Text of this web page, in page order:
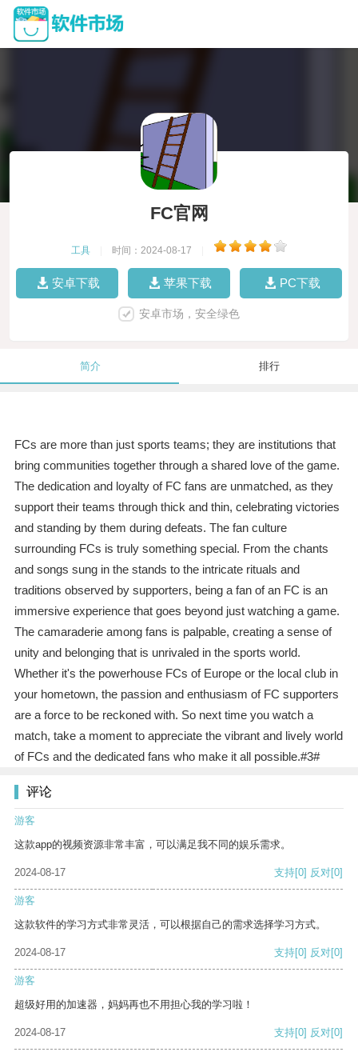
FC官网
工具 时间：2024-08-17
安卓下载 苹果下载 PC下载
安卓市场，安全绿色
简介 排行
FCs are more than just sports teams; they are institutions that
bring communities together through a shared love of the game.
The dedication and loyalty of FC fans are unmatched, as they
support their teams through thick and thin, celebrating victories
and standing by them during defeats. The fan culture
surrounding FCs is truly something special. From the chants
and songs sung in the stands to the intricate rituals and
traditions observed by supporters, being a fan of an FC is an
immersive experience that goes beyond just watching a game.
The camaraderie among fans is palpable, creating a sense of
unity and belonging that is unrivaled in the sports world.
Whether it's the powerhouse FCs of Europe or the local club in
your hometown, the passion and enthusiasm of FC supporters
are a force to be reckoned with. So next time you watch a
match, take a moment to appreciate the vibrant and lively world
of FCs and the dedicated fans who make it all possible.#3#
评论
游客
这款app的视频资源非常丰富，可以满足我不同的娱乐需求。
2024-08-17 支持[0] 反对[0]
游客
这款软件的学习方式非常灵活，可以根据自己的需求选择学习方式。
2024-08-17 支持[0] 反对[0]
游客
超级好用的加速器，妈妈再也不用担心我的学习啦！
2024-08-17 支持[0] 反对[0]